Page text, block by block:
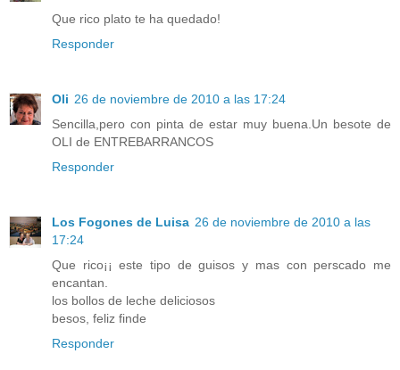
Que rico plato te ha quedado!
Responder
Oli 26 de noviembre de 2010 a las 17:24
Sencilla,pero con pinta de estar muy buena.Un besote de
OLI de ENTREBARRANCOS
Responder
Los Fogones de Luisa 26 de noviembre de 2010 a las
17:24
Que rico¡¡ este tipo de guisos y mas con perscado me
encantan.
los bollos de leche deliciosos
besos, feliz finde
Responder